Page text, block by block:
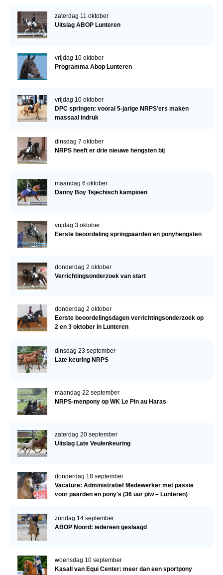
zaterdag 11 oktober
Uitslag ABOP Lunteren
vrijdag 10 oktober
Programma Abop Lunteren
vrijdag 10 oktober
DPC springen: vooral 5-jarige NRPS’ers maken
massaal indruk
dinsdag 7 oktober
NRPS heeft er drie nieuwe hengsten bij
maandag 6 oktober
Danny Boy Tsjechisch kampioen
vrijdag 3 oktober
Eerste beoordeling springpaarden en ponyhengsten
donderdag 2 oktober
Verrichtingsonderzoek van start
donderdag 2 oktober
Eerste beoordelingsdagen verrichtingsonderzoek op
2 en 3 oktober in Lunteren
dinsdag 23 september
Late keuring NRPS
maandag 22 september
NRPS-menpony op WK Le Pin au Haras
zaterdag 20 september
Uitslag Late Veulenkeuring
donderdag 18 september
Vacature: Administratief Medewerker met passie
voor paarden en pony's (36 uur p/w – Lunteren)
zondag 14 september
ABOP Noord: iedereen geslaagd
woensdag 10 september
Kasall van Equi Center: meer dan een sportpony